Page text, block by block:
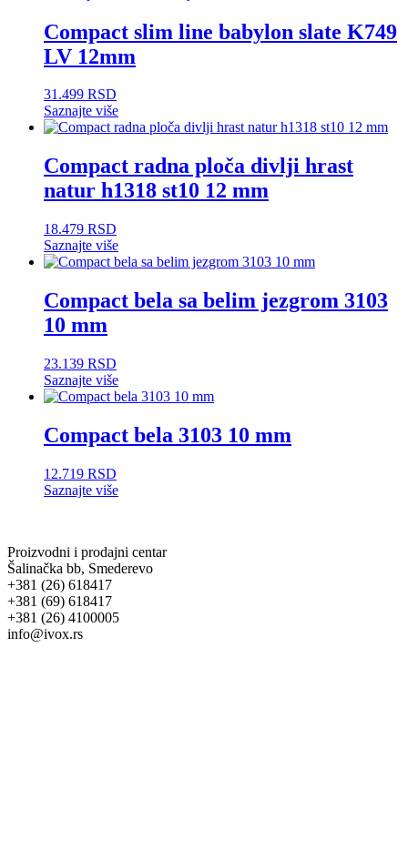
Compact slim line babylon slate K749
LV 12mm
31.499 RSD
Saznajte više
Compact radna ploča divlji hrast
natur h1318 st10 12 mm
18.479 RSD
Saznajte više
Compact bela sa belim jezgrom 3103
10 mm
23.139 RSD
Saznajte više
Compact bela 3103 10 mm
12.719 RSD
Saznajte više
Proizvodni i prodajni centar
Šalinačka bb, Smederevo
+381 (26) 618417
+381 (69) 618417
+381 (26) 4100005
info@ivox.rs